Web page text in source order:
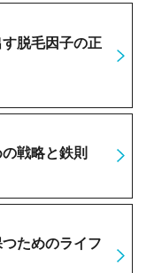
脱毛因子の正
戦略と鉄則
ためのライフ